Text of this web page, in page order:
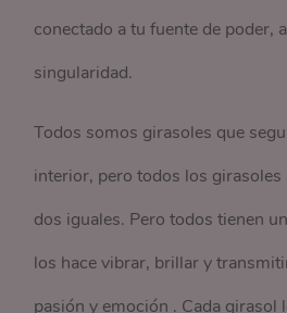
conectado a tu fuente de poder,
singularidad.
Todos somos girasoles que
interior, pero todos los
dos iguales. Pero todos tienen
los hace vibrar, brillar y
pasión y emoción . Cada girasol